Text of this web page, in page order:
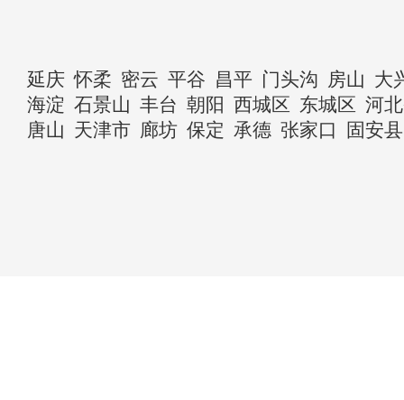
延庆 怀柔 密云 平谷 昌平 门头沟 房山 大
海淀 石景山 丰台 朝阳 西城区 东城区 河
唐山 天津市 廊坊 保定 承德 张家口 固安县